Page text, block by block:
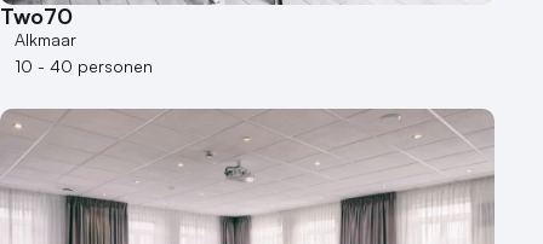
Two70
Alkmaar
10 - 40 personen